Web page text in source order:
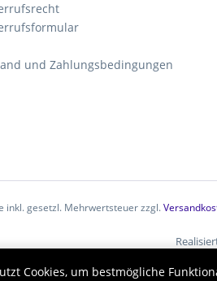
und Zahlungsbedingungen
inkl. gesetzl. Mehrwertsteuer zzgl.
Cookies, um bestmögliche